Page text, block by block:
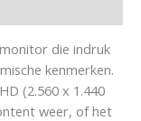
die indruk
kenmerken.
(2.560 x 1.440
weer, of het